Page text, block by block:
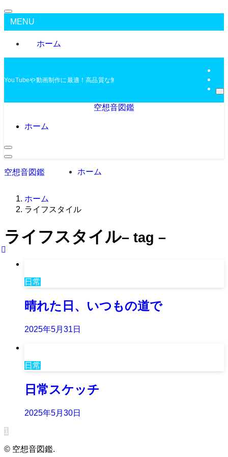
MENU
ホーム
YouTubeや動画制作に最適！高品質な無料BGMを配布中
空想音図鑑
ホーム
空想音図鑑 ホーム
ホーム
ライフスタイル
ライフスタイル– tag –
日常
晴れた日、いつもの道で
2025年5月31日
日常
日常スケッチ
2025年5月30日
1
© 空想音図鑑.